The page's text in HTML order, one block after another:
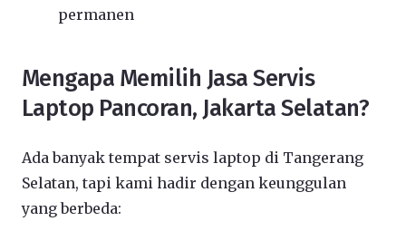
permanen
Mengapa Memilih Jasa Servis
Laptop Pancoran, Jakarta Selatan?
Ada banyak tempat servis laptop di Tangerang
Selatan, tapi kami hadir dengan keunggulan
yang berbeda: